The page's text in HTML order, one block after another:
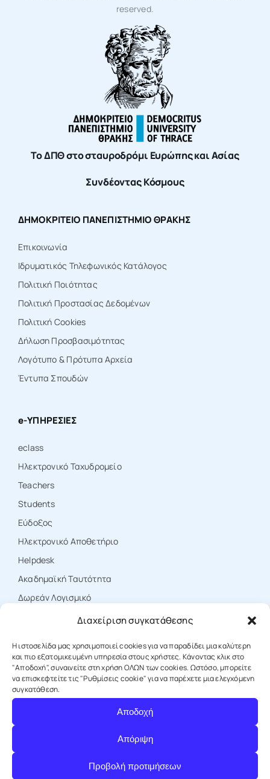
Διαχείριση συγκατάθεσης
Η ιστοσελίδα μας χρησιμοποιεί cookies για να παραδίδει μια καλύτερη
και πιο εξατομικευμένη υπηρεσία στους χρήστες. Κάνοντας κλικ στο
"Αποδοχή", συναινείτε στη χρήση ΟΛΩΝ των cookies. Ωστόσο, μπορείτε
να επισκεφτείτε τις "Ρυθμίσεις cookie" για να παρέχετε μια ελεγχόμενη
συγκατάθεση.
Αποδοχή
Απόριψη
Προβολή προτιμήσεων
Το ΔΠΘ στο σταυροδρόμι Ευρώπης και Ασίας
Συνδέοντας Κόσμους
ΔΗΜΟΚΡΙΤΕΙΟ ΠΑΝΕΠΙΣΤΗΜΙΟ ΘΡΑΚΗΣ
Επικοινωνία
Ιδρυματικός Τηλεφωνικός Κατάλογος
Πολιτική Ποιότητας
Πολιτική Προστασίας Δεδομένων
Πολιτική Cookies
Δήλωση Προσβασιμότητας
Λογότυπο & Πρότυπα Αρχεία
Έντυπα Σπουδών
e-ΥΠΗΡΕΣΙΕΣ
eclass
Ηλεκτρονικό Ταχυδρομείο
Teachers
Students
Εύδοξος
Ηλεκτρονικό Αποθετήριο
Ηelpdesk
Ακαδημαϊκή Ταυτότητα
Δωρεάν Λογισμικό
ΕΠΙΚΟΙΝΩΝΙΑ
T: +30 25310 39000
reserved.